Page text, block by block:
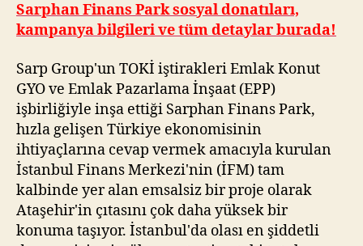
Sarphan Finans Park sosyal donatıları,
kampanya bilgileri ve tüm detaylar burada!
Sarp Group'un TOKİ iştirakleri Emlak Konut
GYO ve Emlak Pazarlama İnşaat (EPP)
işbirliğiyle inşa ettiği Sarphan Finans Park,
hızla gelişen Türkiye ekonomisinin
ihtiyaçlarına cevap vermek amacıyla kurulan
İstanbul Finans Merkezi'nin (İFM) tam
kalbinde yer alan emsalsiz bir proje olarak
Ataşehir'in çıtasını çok daha yüksek bir
konuma taşıyor. İstanbul'da olası en şiddetli